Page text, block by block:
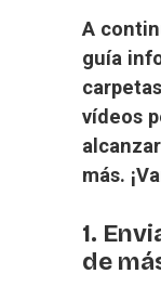
A
guía
vídeos
más.
1.
de